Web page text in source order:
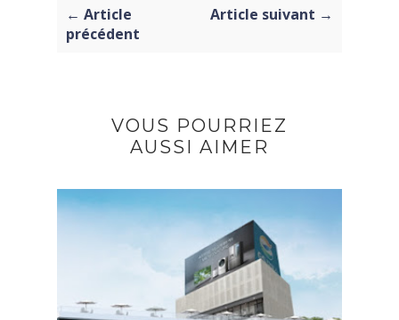
← Article
précédent
Article suivant →
VOUS POURRIEZ
AUSSI AIMER